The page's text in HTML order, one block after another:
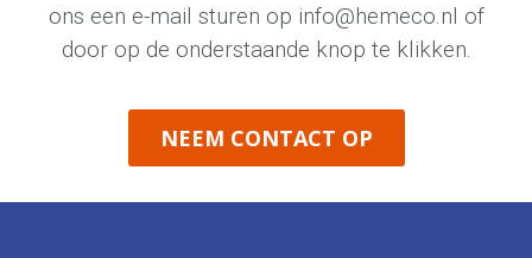
ons een e-mail sturen op info@hemeco.nl of
door op de onderstaande knop te klikken.
NEEM CONTACT OP